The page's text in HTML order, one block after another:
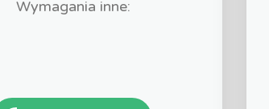
Wymagania inne: